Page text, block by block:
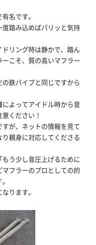
名です。
踏み込めばバリッと気持
リング時は静かで、踏ん
こそ、質の高いマフラー
鉄パイプと同じですから
よってアイドル時から音
ください！
が、ネットの情報を見て
親身に対応してくださる
う少し音圧上げるために
フラーのプロとしての的
ります。